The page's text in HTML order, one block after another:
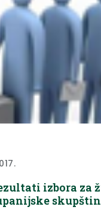
izbora za